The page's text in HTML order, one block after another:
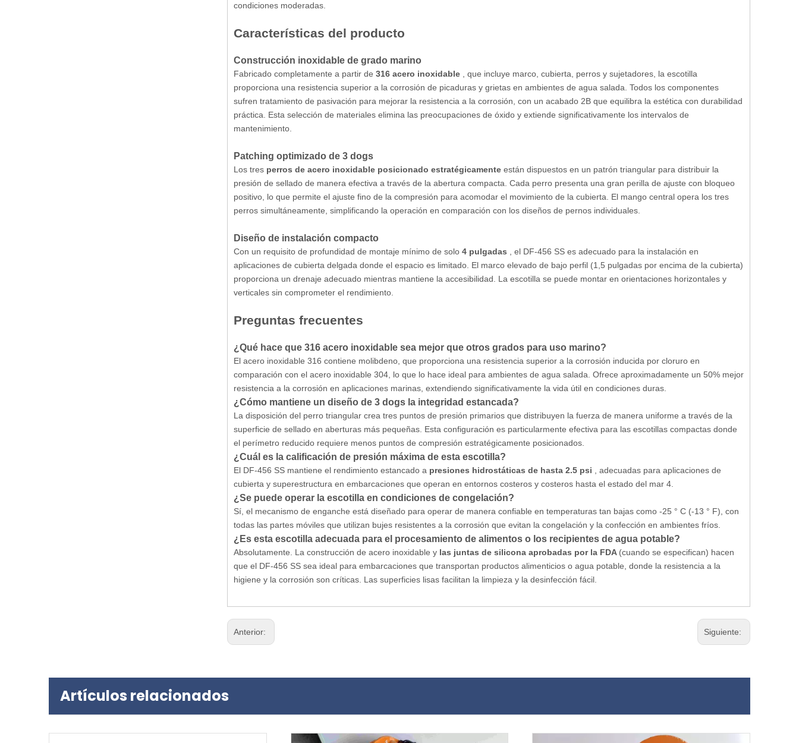
condiciones moderadas.
Características del producto
Construcción inoxidable de grado marino
Fabricado completamente a partir de 316 acero inoxidable
, que incluye marco, cubierta, perros y sujetadores, la escotilla
proporciona una resistencia superior a la corrosión de picaduras y grietas en ambientes de agua salada. Todos los componentes
sufren tratamiento de pasivación para mejorar la resistencia a la corrosión, con un acabado 2B que equilibra la estética con durabilidad
práctica. Esta selección de materiales elimina las preocupaciones de óxido y extiende significativamente los intervalos de
mantenimiento.
Patching optimizado de 3 dogs
Los tres perros de acero inoxidable posicionado estratégicamente están dispuestos en un patrón triangular para distribuir la
presión de sellado de manera efectiva a través de la abertura compacta. Cada perro presenta una gran perilla de ajuste con bloqueo
positivo, lo que permite el ajuste fino de la compresión para acomodar el movimiento de la cubierta. El mango central opera los tres
perros simultáneamente, simplificando la operación en comparación con los diseños de pernos individuales.
Diseño de instalación compacto
Con un requisito de profundidad de montaje mínimo de solo 4 pulgadas
, el DF-456 SS es adecuado para la instalación en
aplicaciones de cubierta delgada donde el espacio es limitado. El marco elevado de bajo perfil (1,5 pulgadas por encima de la cubierta)
proporciona un drenaje adecuado mientras mantiene la accesibilidad. La escotilla se puede montar en orientaciones horizontales y
verticales sin comprometer el rendimiento.
Preguntas frecuentes
¿Qué hace que 316 acero inoxidable sea mejor que otros grados para uso marino?
El acero inoxidable 316 contiene molibdeno, que proporciona una resistencia superior a la corrosión inducida por cloruro en
comparación con el acero inoxidable 304, lo que lo hace ideal para ambientes de agua salada. Ofrece aproximadamente un 50% mejor
resistencia a la corrosión en aplicaciones marinas, extendiendo significativamente la vida útil en condiciones duras.
¿Cómo mantiene un diseño de 3 dogs la integridad estancada?
La disposición del perro triangular crea tres puntos de presión primarios que distribuyen la fuerza de manera uniforme a través de la
superficie de sellado en aberturas más pequeñas. Esta configuración es particularmente efectiva para las escotillas compactas donde
el perímetro reducido requiere menos puntos de compresión estratégicamente posicionados.
¿Cuál es la calificación de presión máxima de esta escotilla?
El DF-456 SS mantiene el rendimiento estancado a presiones hidrostáticas de hasta 2.5 psi
, adecuadas para aplicaciones de
cubierta y superestructura en embarcaciones que operan en entornos costeros y costeros hasta el estado del mar 4.
¿Se puede operar la escotilla en condiciones de congelación?
Sí, el mecanismo de enganche está diseñado para operar de manera confiable en temperaturas tan bajas como -25 ° C (-13 ° F), con
todas las partes móviles que utilizan bujes resistentes a la corrosión que evitan la congelación y la confección en ambientes fríos.
¿Es esta escotilla adecuada para el procesamiento de alimentos o los recipientes de agua potable?
Absolutamente. La construcción de acero inoxidable y las juntas de silicona aprobadas por la FDA (cuando se especifican) hacen
que el DF-456 SS sea ideal para embarcaciones que transportan productos alimenticios o agua potable, donde la resistencia a la
higiene y la corrosión son críticas. Las superficies lisas facilitan la limpieza y la desinfección fácil.
Anterior: Siguiente:
Artículos relacionados